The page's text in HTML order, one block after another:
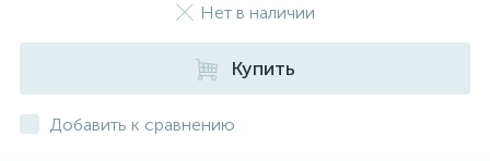
Нет в наличии
Купить
Добавить к сравнению